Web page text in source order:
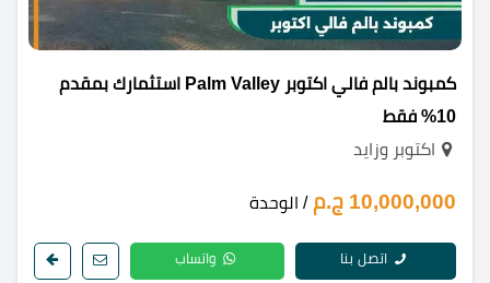
كمبوند بالم فالي اكتوبر Palm Valley استثمارك بمقدم
10% فقط
اكتوبر وزايد
10,000,000 ج.م / الوحدة
اتصل بنا واتساب